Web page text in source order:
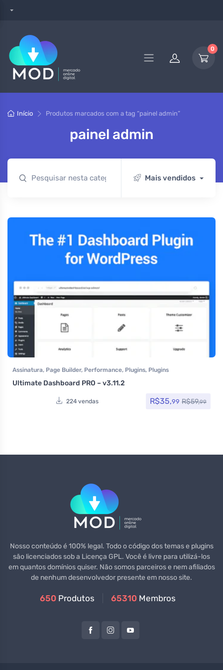
0
Início Produtos marcados com a tag “painel admin”
painel admin
Mais vendidos
Assinatura, Page Builder, Performance, Plugins, Plugins
Wocoomerce
Ultimate Dashboard PRO – v3.11.2
224 vendas R$35,99 R$59,99
Nosso conteúdo é 100% legal. Todo o código dos temas e plugins
são licenciados sob a Licença GPL. Você é livre para utilizá-los
em quantos domínios quiser. Não somos parceiros e nem afiliados
de nenhum desenvolvedor presente em nosso site.
650 Produtos 65310 Membros